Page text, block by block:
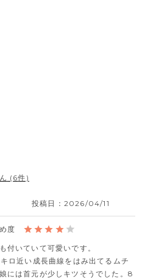
6
投稿日 2026/04/11
付いていて可愛いです。
ロ近い成長曲線をはみ出てるムチ
には首元が少しキツそうでした。8